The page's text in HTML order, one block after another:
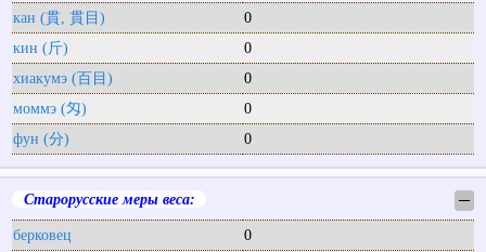
кан (貫, 貫目)
0
кин (斤)
0
хиакумэ (百目)
0
моммэ (匁)
0
фун (分)
0
Старорусские меры веса: ─
берковец
0